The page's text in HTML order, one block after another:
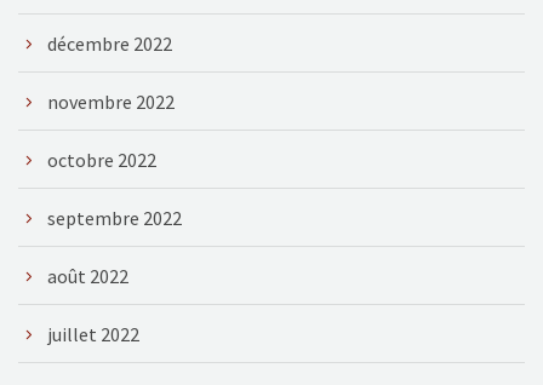
décembre 2022
novembre 2022
octobre 2022
septembre 2022
août 2022
juillet 2022